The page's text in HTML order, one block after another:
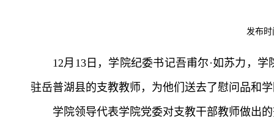
发布
12月13日，学院纪委书记吾甫尔·如苏力，
驻岳普湖县的支教教师，为他们送去了慰问品和
学院领导代表学院党委对支教干部教师做出的